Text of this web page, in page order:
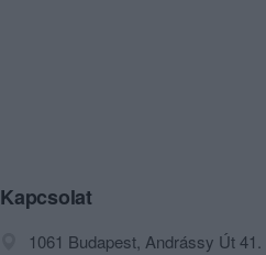
Kapcsolat
1061 Budapest, Andrássy Út 41.